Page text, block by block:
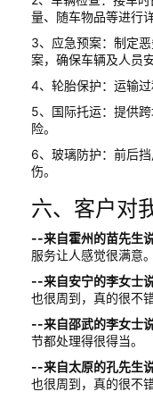
量、随车物品等进行
3、应急预案：制定
案，确保车辆及人员安
4、轮胎保护：运输过
5、国际托运：提供
险。
6、玻璃防护：前后
伤。
六、客户对
--来自霍州的苗先生说
服务让人感觉很满意。
--来自安宁的李女士说
也很周到，真的很不错
--来自邵武的李女士说
节都处理得很得当。
--来自太原的孔先生说
也很周到，真的很不错